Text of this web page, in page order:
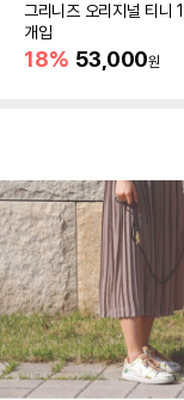
그리니즈 오리지널 티니
개입
18% 53,000원